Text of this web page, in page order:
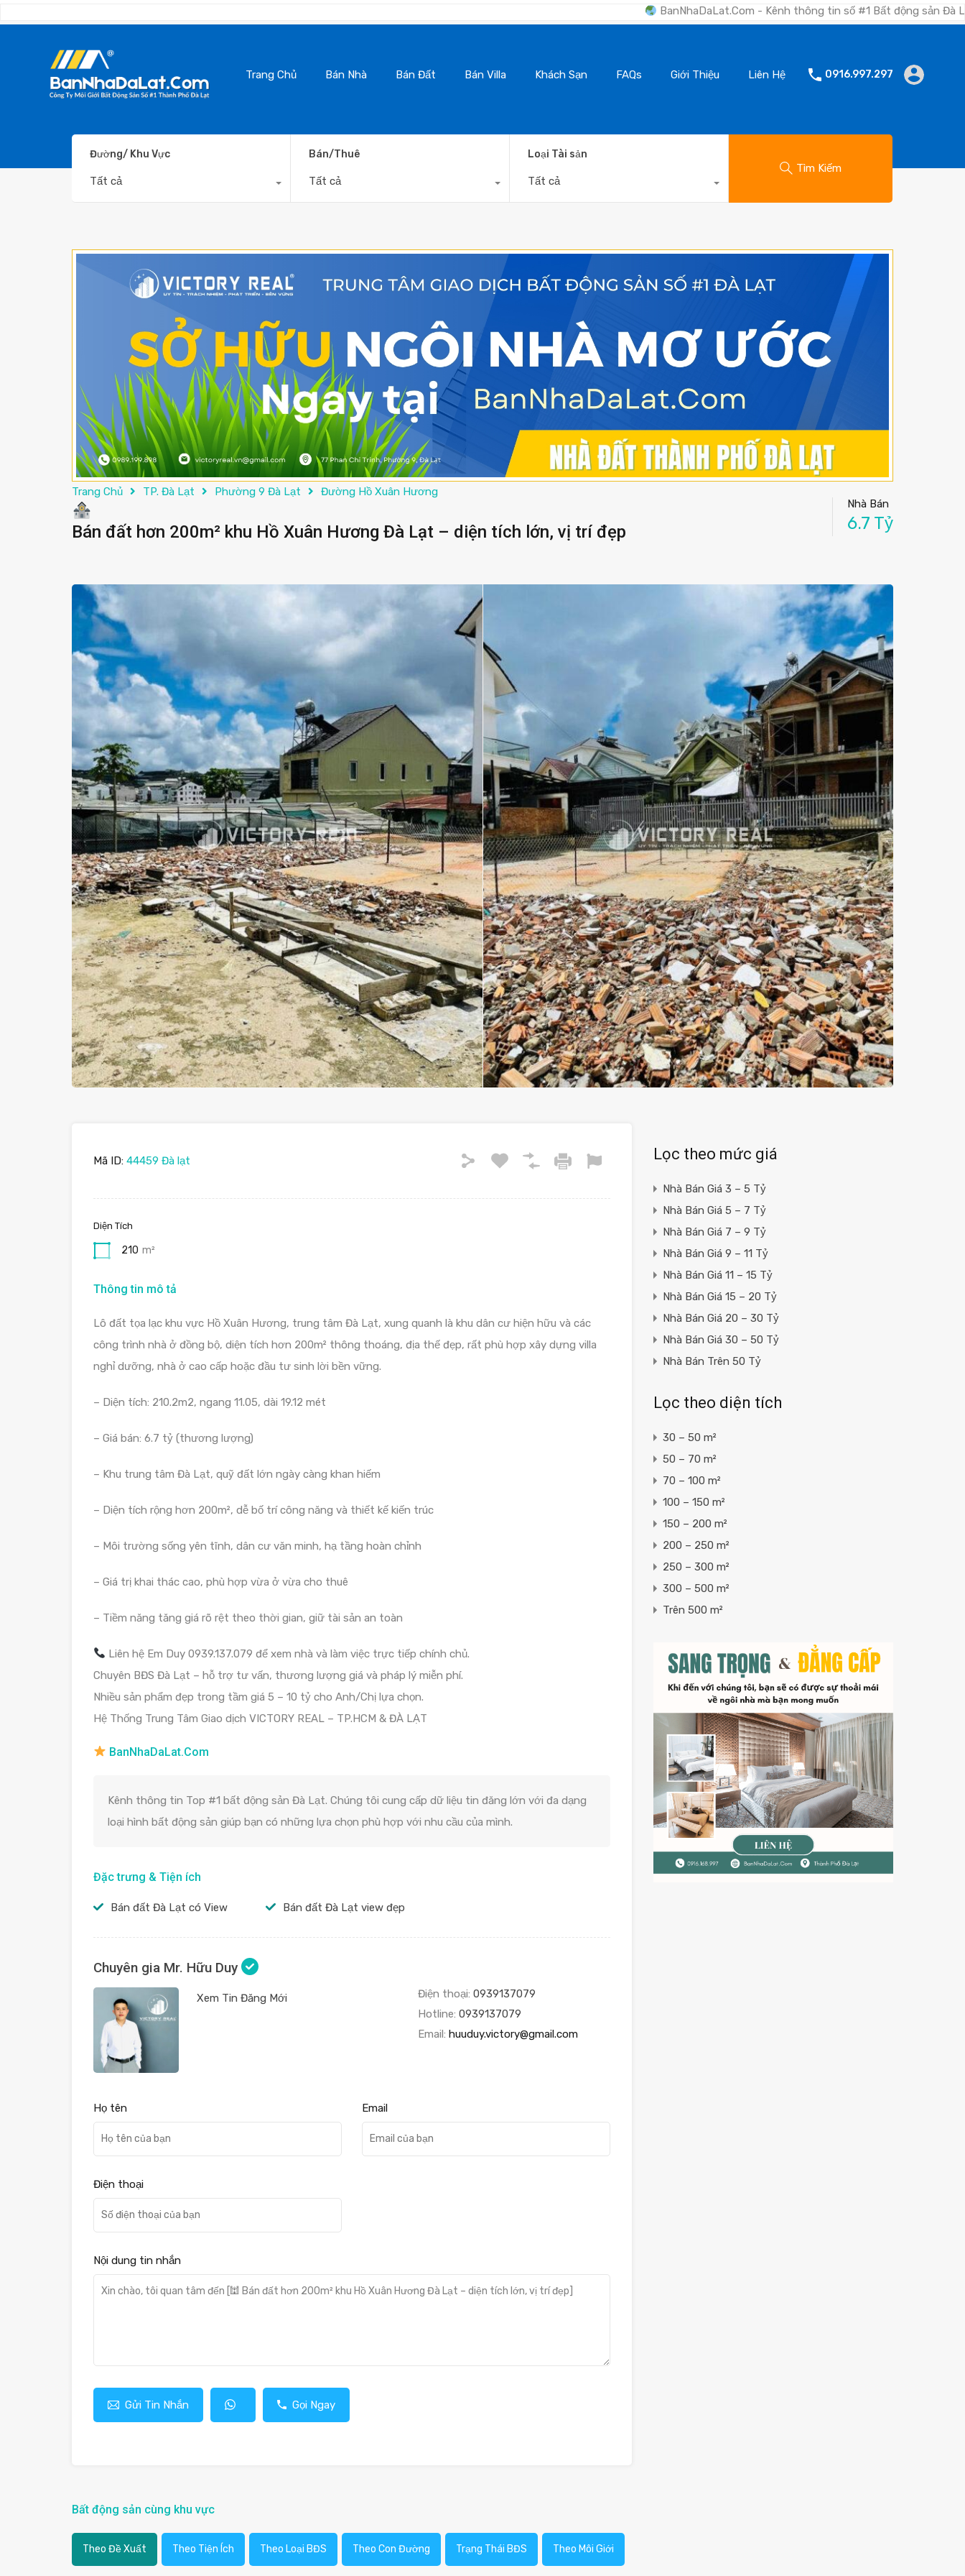
BanNhaDaLat.Com - Kênh thông tin số #1 Bất động sản Đà Lạt "Nơi bạn
Trang Chủ Bán Nhà Bán Đất Bán Villa Khách Sạn FAQs Giới Thiệu Liên Hệ 0916.997.297
Đường/ Khu Vực
Tất cả
Bán/Thuê
Tất cả
Loại Tài sản
Tất cả
Tìm Kiếm
Trang Chủ TP. Đà Lạt Phường 9 Đà Lạt Đường Hồ Xuân Hương
Bán đất hơn 200m² khu Hồ Xuân Hương Đà Lạt – diện tích lớn, vị trí đẹp
Nhà Bán
6.7 Tỷ
Mã ID: 44459 Đà lạt
Diện Tích
210 m²
Thông tin mô tả
Lô đất tọa lạc khu vực Hồ Xuân Hương, trung tâm Đà Lạt, xung quanh là khu dân cư hiện hữu và các
công trình nhà ở đồng bộ, diện tích hơn 200m² thông thoáng, địa thế đẹp, rất phù hợp xây dựng villa
nghỉ dưỡng, nhà ở cao cấp hoặc đầu tư sinh lời bền vững.
– Diện tích: 210.2m2, ngang 11.05, dài 19.12 mét
– Giá bán: 6.7 tỷ (thương lượng)
– Khu trung tâm Đà Lạt, quỹ đất lớn ngày càng khan hiếm
– Diện tích rộng hơn 200m², dễ bố trí công năng và thiết kế kiến trúc
– Môi trường sống yên tĩnh, dân cư văn minh, hạ tầng hoàn chỉnh
– Giá trị khai thác cao, phù hợp vừa ở vừa cho thuê
– Tiềm năng tăng giá rõ rệt theo thời gian, giữ tài sản an toàn
Liên hệ Em Duy 0939.137.079 để xem nhà và làm việc trực tiếp chính chủ.
Chuyên BĐS Đà Lạt – hỗ trợ tư vấn, thương lượng giá và pháp lý miễn phí.
Nhiều sản phẩm đẹp trong tầm giá 5 – 10 tỷ cho Anh/Chị lựa chọn.
Hệ Thống Trung Tâm Giao dịch VICTORY REAL – TP.HCM & ĐÀ LẠT
BanNhaDaLat.Com
Kênh thông tin Top #1 bất động sản Đà Lạt. Chúng tôi cung cấp dữ liệu tin đăng lớn với đa dạng
loại hình bất động sản giúp bạn có những lựa chọn phù hợp với nhu cầu của mình.
Đặc trưng & Tiện ích
Bán đất Đà Lạt có View Bán đất Đà Lạt view đẹp
Chuyên gia Mr. Hữu Duy
Xem Tin Đăng Mới Điện thoại: 0939137079
Hotline: 0939137079
Email: huuduy.victory@gmail.com
Họ tên Email
Điện thoại
Nội dung tin nhắn
Gửi Tin Nhắn Gọi Ngay
Bất động sản cùng khu vực
Theo Đề Xuất Theo Tiện Ích Theo Loại BĐS Theo Con Đường Trạng Thái BĐS Theo Môi Giới
Lọc theo mức giá
Nhà Bán Giá 3 – 5 Tỷ
Nhà Bán Giá 5 – 7 Tỷ
Nhà Bán Giá 7 – 9 Tỷ
Nhà Bán Giá 9 – 11 Tỷ
Nhà Bán Giá 11 – 15 Tỷ
Nhà Bán Giá 15 – 20 Tỷ
Nhà Bán Giá 20 – 30 Tỷ
Nhà Bán Giá 30 – 50 Tỷ
Nhà Bán Trên 50 Tỷ
Lọc theo diện tích
30 – 50 m²
50 – 70 m²
70 – 100 m²
100 – 150 m²
150 – 200 m²
200 – 250 m²
250 – 300 m²
300 – 500 m²
Trên 500 m²